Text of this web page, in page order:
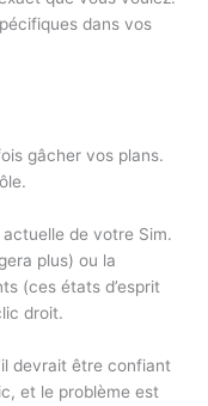
dans vos
gâcher vos plans.
actuelle de votre Sim.
plus) ou la
(ces états d’esprit
droit.
devrait être confiant
et le problème est